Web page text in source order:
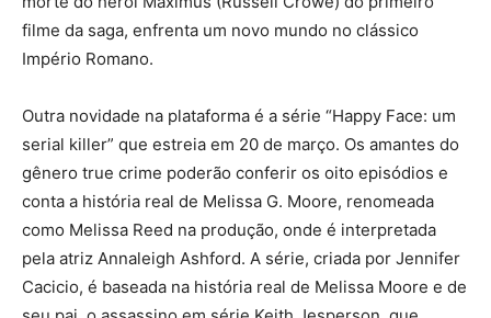
filme da saga, enfrenta um novo mundo no clássico
Império Romano.
Outra novidade na plataforma é a série “Happy Face: um
serial killer” que estreia em 20 de março. Os amantes do
gênero true crime poderão conferir os oito episódios e
conta a história real de Melissa G. Moore, renomeada
como Melissa Reed na produção, onde é interpretada
pela atriz Annaleigh Ashford. A série, criada por Jennifer
Cacicio, é baseada na história real de Melissa Moore e de